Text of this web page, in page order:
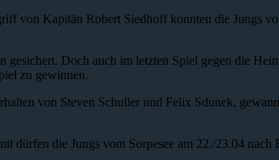
von Kapitän Robert Siedhoff konnten die Jungs
gesichert. Doch auch im letzten Spiel gegen die
zu gewinnen.
von Steven Schuller und Felix Sdunek,
dürfen die Jungs vom Sorpesee am 22./23.04